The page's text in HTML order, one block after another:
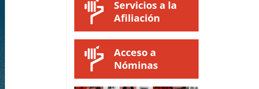
Servicios a la
Afiliación
Acceso a
Nóminas